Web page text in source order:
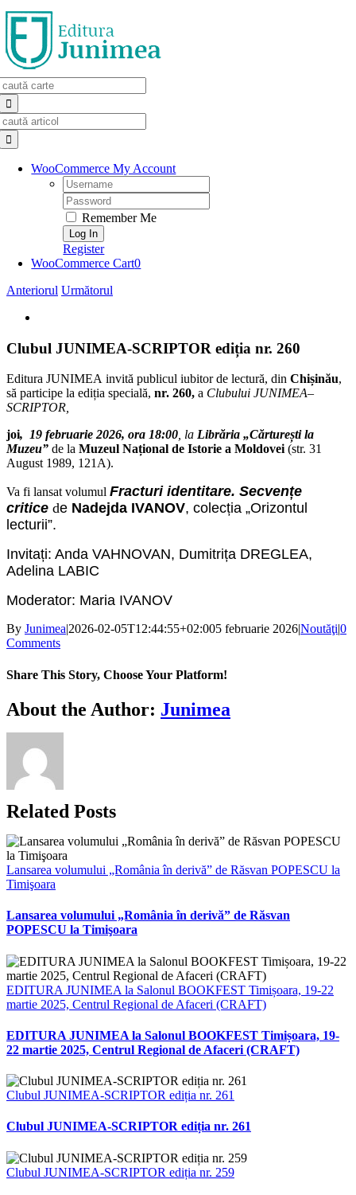
Skip
to
content
WooCommerce My Account
Username:
Password:
Remember Me
Register
WooCommerce Cart0
Anteriorul Următorul
Image
Clubul JUNIMEA-SCRIPTOR ediția nr. 260
Editura JUNIMEA invită publicul iubitor de lectură, din Chișinău,
să participe la ediția specială, nr. 260, a Clubului JUNIMEA–
SCRIPTOR,
joi, 19 februarie2026, ora 18:00, la Librăria „Cărturești la
Muzeu” de la Muzeul Național de Istorie a Moldovei(str. 31
August 1989, 121A).
Va fi lansat volumul Fracturi identitare. Secvențe
critice de Nadejda IVANOV, colecția „Orizontul
lecturii”.
Invitați: Anda VAHNOVAN, Dumitrița DREGLEA,
Adelina LABIC
Moderator: Maria IVANOV
By Junimea|2026-02-05T12:44:55+02:005 februarie 2026|Noutăţi|0
Comments
Share This Story, Choose Your Platform!
Facebook
X
Bluesky
Reddit
LinkedIn
WhatsApp
Telegram
Tumblr
Xing
Email
Copy
Link
About the Author: Junimea
Related Posts
Lansarea volumului „România în derivă” de Răsvan POPESCU la
Timişoara
Lansarea volumului „România în derivă” de Răsvan
POPESCU la Timişoara
EDITURA JUNIMEA la Salonul BOOKFEST Timișoara, 19-22
martie 2025, Centrul Regional de Afaceri (CRAFT)
EDITURA JUNIMEA la Salonul BOOKFEST Timișoara, 19-
22 martie 2025, Centrul Regional de Afaceri (CRAFT)
Clubul JUNIMEA-SCRIPTOR ediția nr. 261
Clubul JUNIMEA-SCRIPTOR ediția nr. 261
Clubul JUNIMEA-SCRIPTOR ediția nr. 259